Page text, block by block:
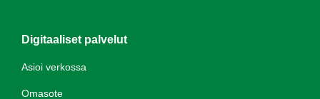
Digitaaliset palvelut
Asioi verkossa
Omasote